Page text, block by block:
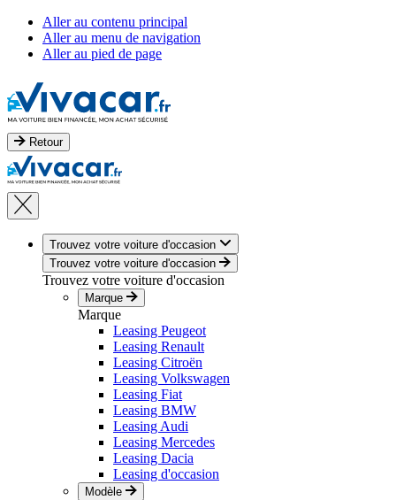
Aller au contenu principal
Aller au menu de navigation
Aller au pied de page
Retour
Trouvez votre voiture d'occasion
Trouvez votre voiture d'occasion
Trouvez votre voiture d'occasion
Marque
Marque
Leasing Peugeot
Leasing Renault
Leasing Citroën
Leasing Volkswagen
Leasing Fiat
Leasing BMW
Leasing Audi
Leasing Mercedes
Leasing Dacia
Leasing d'occasion
Modèle